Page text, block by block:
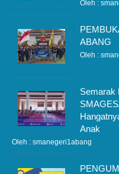
Oleh :
ABANG
Oleh :
Semarak
Anak
Oleh : smanegeri1abang